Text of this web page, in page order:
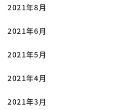
2021年8月
2021年6月
2021年5月
2021年4月
2021年3月